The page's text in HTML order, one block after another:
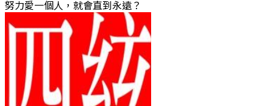
努力愛一個人，就會直到永遠？